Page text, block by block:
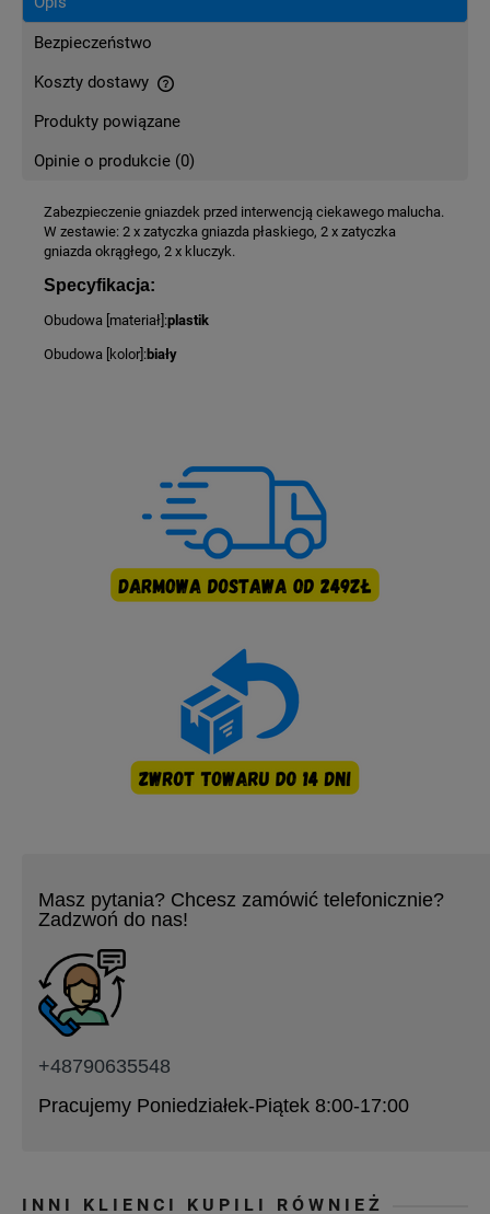
Bezpieczeństwo
Koszty dostawy
Cena nie zawiera ewentualnych kosztów płatności
Produkty powiązane
Opinie o produkcie (0)
Zabezpieczenie gniazdek przed interwencją ciekawego malucha.
W zestawie: 2 x zatyczka gniazda płaskiego, 2 x zatyczka
gniazda okrągłego, 2 x kluczyk.
Specyfikacja:
Obudowa [materiał]:plastik
Obudowa [kolor]:biały
Masz pytania? Chcesz zamówić telefonicznie?
Zadzwoń do nas!
+48790635548
Pracujemy Poniedziałek-Piątek 8:00-17:00
INNI KLIENCI KUPILI RÓWNIEŻ